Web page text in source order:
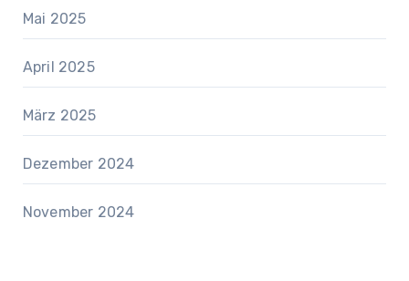
Mai 2025
April 2025
März 2025
Dezember 2024
November 2024